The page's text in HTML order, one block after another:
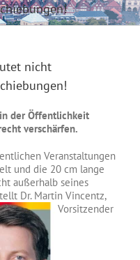
nicht
der Öffentlichkeit
verschärfen.
Veranstaltungen
und die 20 cm lange
außerhalb seines
Dr. Martin Vincentz,
Vorsitzender